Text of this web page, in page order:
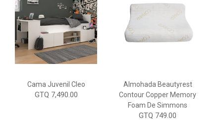
Cama Juvenil Cleo
GTQ 7,490.00
Almohada Beautyrest
Contour Copper Memory
Foam De Simmons
GTQ 749.00